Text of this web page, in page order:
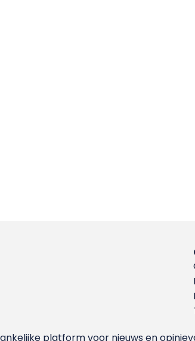
platform voor nieuws en